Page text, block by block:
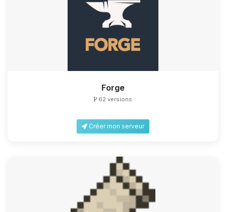
Forge
62 versions
Créer mon serveur